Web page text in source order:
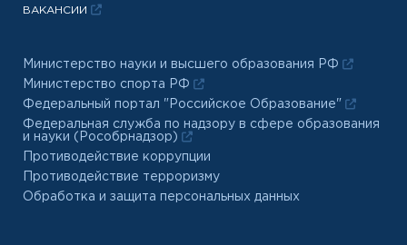
ВАКАНСИИ
Министерство науки и высшего образования РФ
Министерство спорта РФ
Федеральный портал "Российское Образование"
Федеральная служба по надзору в сфере образования
и науки (Рособрнадзор)
Противодействие коррупции
Противодействие терроризму
Обработка и защита персональных данных